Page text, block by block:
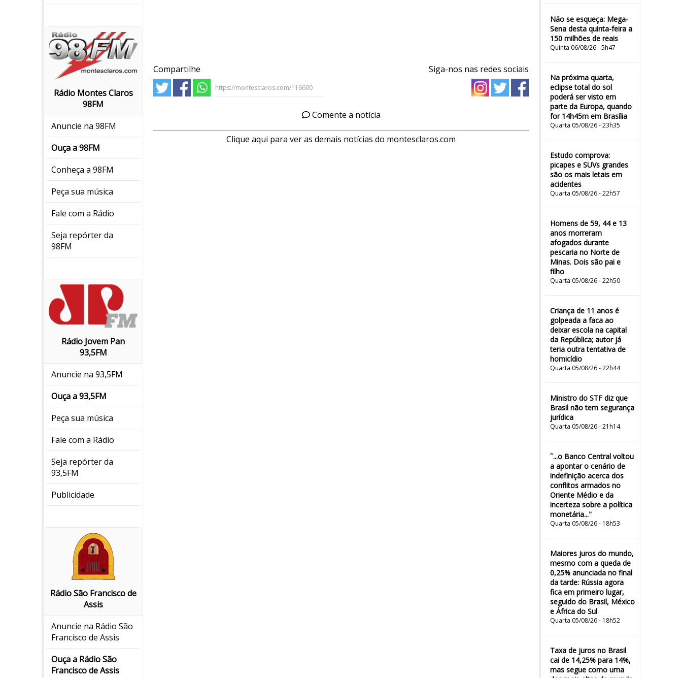
Rádio Montes Claros
98FM
Anuncie na 98FM
Ouça a 98FM
Conheça a 98FM
Peça sua música
Fale com a Rádio
Seja repórter da
98FM
Rádio Jovem Pan
93,5FM
Anuncie na 93,5FM
Ouça a 93,5FM
Peça sua música
Fale com a Rádio
Seja repórter da
93,5FM
Publicidade
Rádio São Francisco de
Assis
Anuncie na Rádio São
Francisco de Assis
Ouça a Rádio São
Francisco de Assis
Não se esqueça: Mega-
Sena desta quinta-feira a
150 milhões de reais
Quinta 06/08/26 - 5h47
Na próxima quarta,
eclipse total do sol
poderá ser visto em
parte da Europa, quando
for 14h45m em Brasília
Quarta 05/08/26 - 23h35
Estudo comprova:
picapes e SUVs grandes
são os mais letais em
acidentes
Quarta 05/08/26 - 22h57
Homens de 59, 44 e 13
anos morreram
afogados durante
pescaria no Norte de
Minas. Dois são pai e
filho
Quarta 05/08/26 - 22h50
Criança de 11 anos é
golpeada a faca ao
deixar escola na capital
da República; autor já
teria outra tentativa de
homicídio
Quarta 05/08/26 - 22h44
Ministro do STF diz que
Brasil não tem segurança
jurídica
Quarta 05/08/26 - 21h14
˜...o Banco Central voltou
a apontar o cenário de
indefinição acerca dos
conflitos armados no
Oriente Médio e da
incerteza sobre a política
monetária..."
Quarta 05/08/26 - 18h53
Maiores juros do mundo,
mesmo com a queda de
0,25% anunciada no final
da tarde: Rússia agora
fica em primeiro lugar,
seguido do Brasil, México
e África do Sul
Quarta 05/08/26 - 18h52
Taxa de juros no Brasil
cai de 14,25% para 14%,
mas segue como uma
Compartilhe Siga-nos nas redes sociais
Comente a notícia
Clique aqui para ver as demais notícias do montesclaros.com